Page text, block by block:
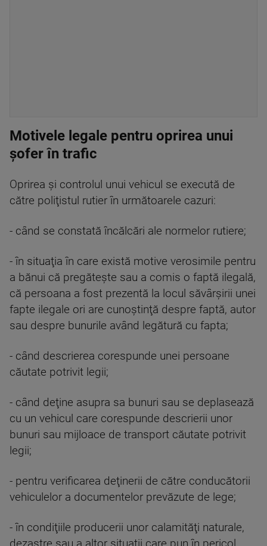
Motivele legale pentru oprirea unui
șofer în trafic
Oprirea şi controlul unui vehicul se execută de
către poliţistul rutier în următoarele cazuri:
- când se constată încălcări ale normelor rutiere;
- în situaţia în care există motive verosimile pentru
a bănui că pregăteşte sau a comis o faptă ilegală,
că persoana a fost prezentă la locul săvârşirii unei
fapte ilegale ori are cunoştinţă despre faptă, autor
sau despre bunurile având legătură cu fapta;
- când descrierea corespunde unei persoane
căutate potrivit legii;
- când deţine asupra sa bunuri sau se deplasează
cu un vehicul care corespunde descrierii unor
bunuri sau mijloace de transport căutate potrivit
legii;
- pentru verificarea deţinerii de către conducătorii
vehiculelor a documentelor prevăzute de lege;
- în condiţiile producerii unor calamităţi naturale,